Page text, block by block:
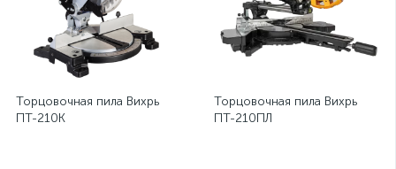
Торцовочная пила Вихрь
ПТ-210К
Торцовочная пила Вихрь
ПТ-210ПЛ